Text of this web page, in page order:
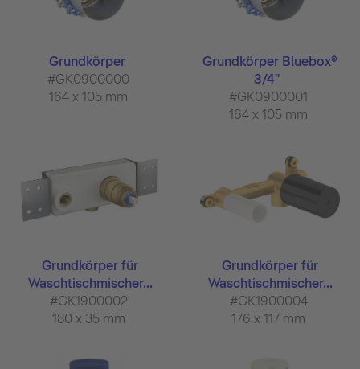
Grundkörper
#GK0900000
164 x 105 mm
Grundkörper Bluebox®
3/4"
#GK0900001
164 x 105 mm
Grundkörper für
Waschtischmischer...
#GK1900002
180 x 35 mm
Grundkörper für
Waschtischmischer...
#GK1900004
176 x 117 mm